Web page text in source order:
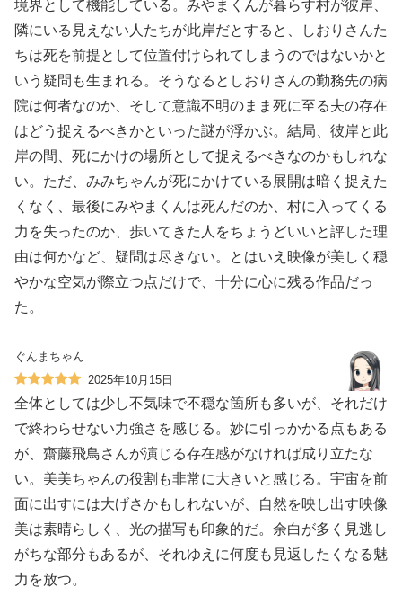
境界として機能している。みやまくんが暮らす村が彼岸、
隣にいる見えない人たちが此岸だとすると、しおりさんた
ちは死を前提として位置付けられてしまうのではないかと
いう疑問も生まれる。そうなるとしおりさんの勤務先の病
院は何者なのか、そして意識不明のまま死に至る夫の存在
はどう捉えるべきかといった謎が浮かぶ。結局、彼岸と此
岸の間、死にかけの場所として捉えるべきなのかもしれな
い。ただ、みみちゃんが死にかけている展開は暗く捉えた
くなく、最後にみやまくんは死んだのか、村に入ってくる
力を失ったのか、歩いてきた人をちょうどいいと評した理
由は何かなど、疑問は尽きない。とはいえ映像が美しく穏
やかな空気が際立つ点だけで、十分に心に残る作品だっ
た。
ぐんまちゃん
2025年10月15日
全体としては少し不気味で不穏な箇所も多いが、それだけ
で終わらせない力強さを感じる。妙に引っかかる点もある
が、齋藤飛鳥さんが演じる存在感がなければ成り立たな
い。美美ちゃんの役割も非常に大きいと感じる。宇宙を前
面に出すには大げさかもしれないが、自然を映し出す映像
美は素晴らしく、光の描写も印象的だ。余白が多く見逃し
がちな部分もあるが、それゆえに何度も見返したくなる魅
力を放つ。